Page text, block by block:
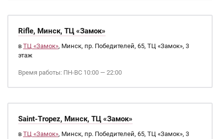
Rifle, Минск, ТЦ «Замок»
в ТЦ «Замок», Минск, пр. Победителей, 65, ТЦ «Замок», 3
этаж
Время работы: ПН-ВС 10:00 — 22:00
Saint-Tropez, Минск, ТЦ «Замок»
в ТЦ «Замок», Минск, пр. Победителей, 65, ТЦ «Замок», 3